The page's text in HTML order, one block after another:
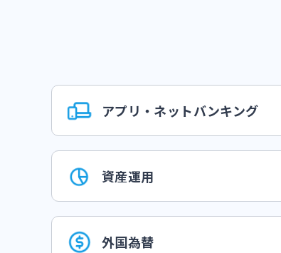
アプリ・ネットバンキング
資産運用
外国為替